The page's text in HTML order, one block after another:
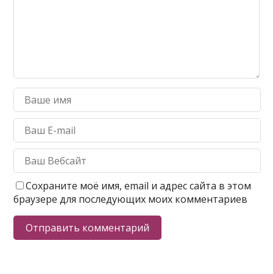
Сохраните моё имя, email и адрес сайта в этом
браузере для последующих моих комментариев